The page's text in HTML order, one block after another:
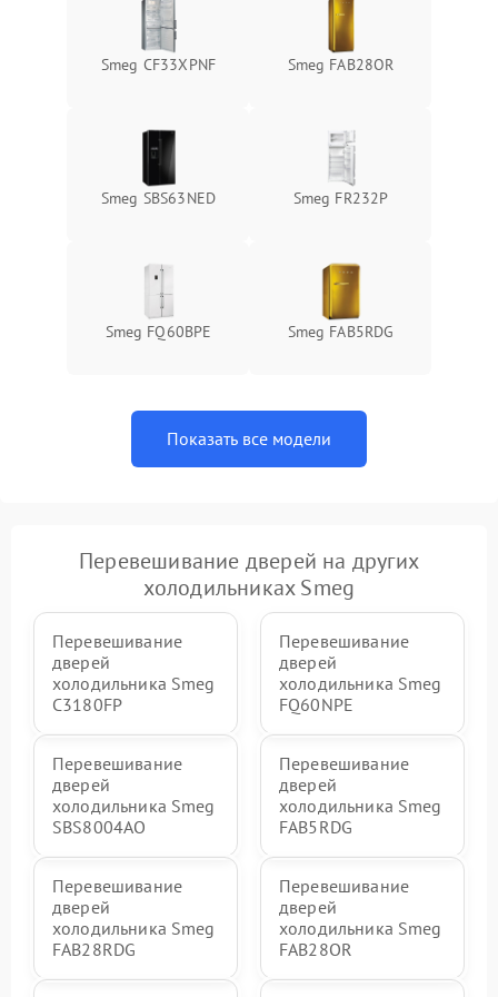
Smeg CF33XPNF Smeg FAB28OR
Smeg SBS63NED Smeg FR232P
Smeg FQ60BPE Smeg FAB5RDG
Показать все модели
Перевешивание дверей на других
холодильниках Smeg
Перевешивание
дверей
холодильника Smeg
C3180FP
Перевешивание
дверей
холодильника Smeg
FQ60NPE
Перевешивание
дверей
холодильника Smeg
SBS8004AO
Перевешивание
дверей
холодильника Smeg
FAB5RDG
Перевешивание
дверей
холодильника Smeg
FAB28RDG
Перевешивание
дверей
холодильника Smeg
FAB28OR